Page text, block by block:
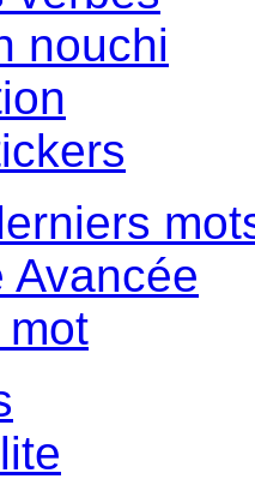
nouchi
Avancée